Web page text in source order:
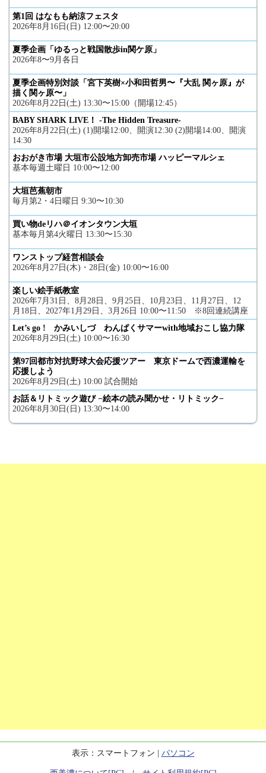
第1回 はなもも納涼フェスタ
2026年8月16日(日) 12:00〜20:00
夏季企画「ゆるっと戦国散歩in関ケ原」
2026年8〜9月各日
夏季企画特別対談「宮下英樹×小和田哲男〜『大乱 関ヶ原』が
描く関ヶ原〜」
2026年8月22日(土) 13:30〜15:00（開場12:45）
BABY SHARK LIVE！ -The Hidden Treasure-
2026年8月22日(土) (1)開場12:00、開演12:30 (2)開場14:00、開演
14:30
おおがき市場 大垣市公設地方卸売市場 ハッピーマルシェ
基本毎週土曜日 10:00〜12:00
大垣芭蕉朝市
毎月第2・4日曜日 9:30〜10:30
買い物deリハ＠イオンタウン大垣
基本毎月第4火曜日 13:30〜15:30
ワンストップ経営相談会
2026年8月27日(木)・28日(金) 10:00〜16:00
楽しい絵手紙教室
2026年7月31日、8月28日、9月25日、10月23日、11月27日、12
月18日、2027年1月29日、3月26日 10:00〜11:50 ※8回連続講座
Let’s go ! かみいしづ わんぱくサマーwith地域おこし協力隊
2026年8月29日(土) 10:00〜16:30
第97回都市対抗野球大会応援ツアー 東京ドームで西濃運輸を
応援しよう
2026年8月29日(土) 10:00 試合開始
お話＆リトミック遊び −絵本の読み聞かせ・リトミック−
2026年8月30日(日) 13:30〜14:00
表示：スマートフォン | パソコン